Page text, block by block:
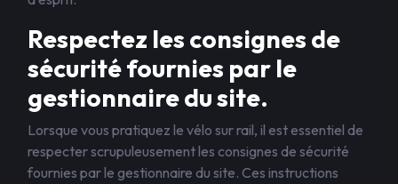
Respectez les consignes de
sécurité fournies par le
gestionnaire du site.
Lorsque vous pratiquez le vélo sur rail, il est essentiel de
respecter scrupuleusement les consignes de sécurité
fournies par le gestionnaire du site. Ces instructions